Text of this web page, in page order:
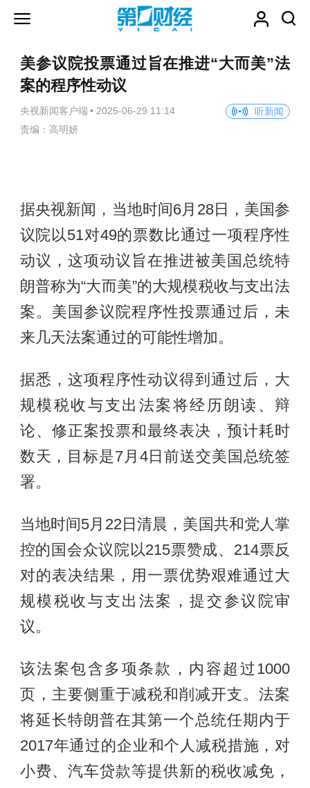
美参议院投票通过旨在推进“大而美”法
案的程序性动议
央视新闻客户端 • 2025-06-29 11:14
听新闻
责编：高明妍
据央视新闻，当地时间6月28日，美国参
议院以51对49的票数比通过一项程序性
动议，这项动议旨在推进被美国总统特
朗普称为“大而美”的大规模税收与支出法
案。美国参议院程序性投票通过后，未
来几天法案通过的可能性增加。
据悉，这项程序性动议得到通过后，大
规模税收与支出法案将经历朗读、辩
论、修正案投票和最终表决，预计耗时
数天，目标是7月4日前送交美国总统签
署。
当地时间5月22日清晨，美国共和党人掌
控的国会众议院以215票赞成、214票反
对的表决结果，用一票优势艰难通过大
规模税收与支出法案，提交参议院审
议。
该法案包含多项条款，内容超过1000
页，主要侧重于减税和削减开支。法案
将延长特朗普在其第一个总统任期内于
2017年通过的企业和个人减税措施，对
小费、汽车贷款等提供新的税收减免，